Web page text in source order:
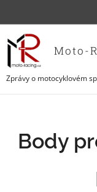
Moto-
Zprávy o motocyklovém
Body